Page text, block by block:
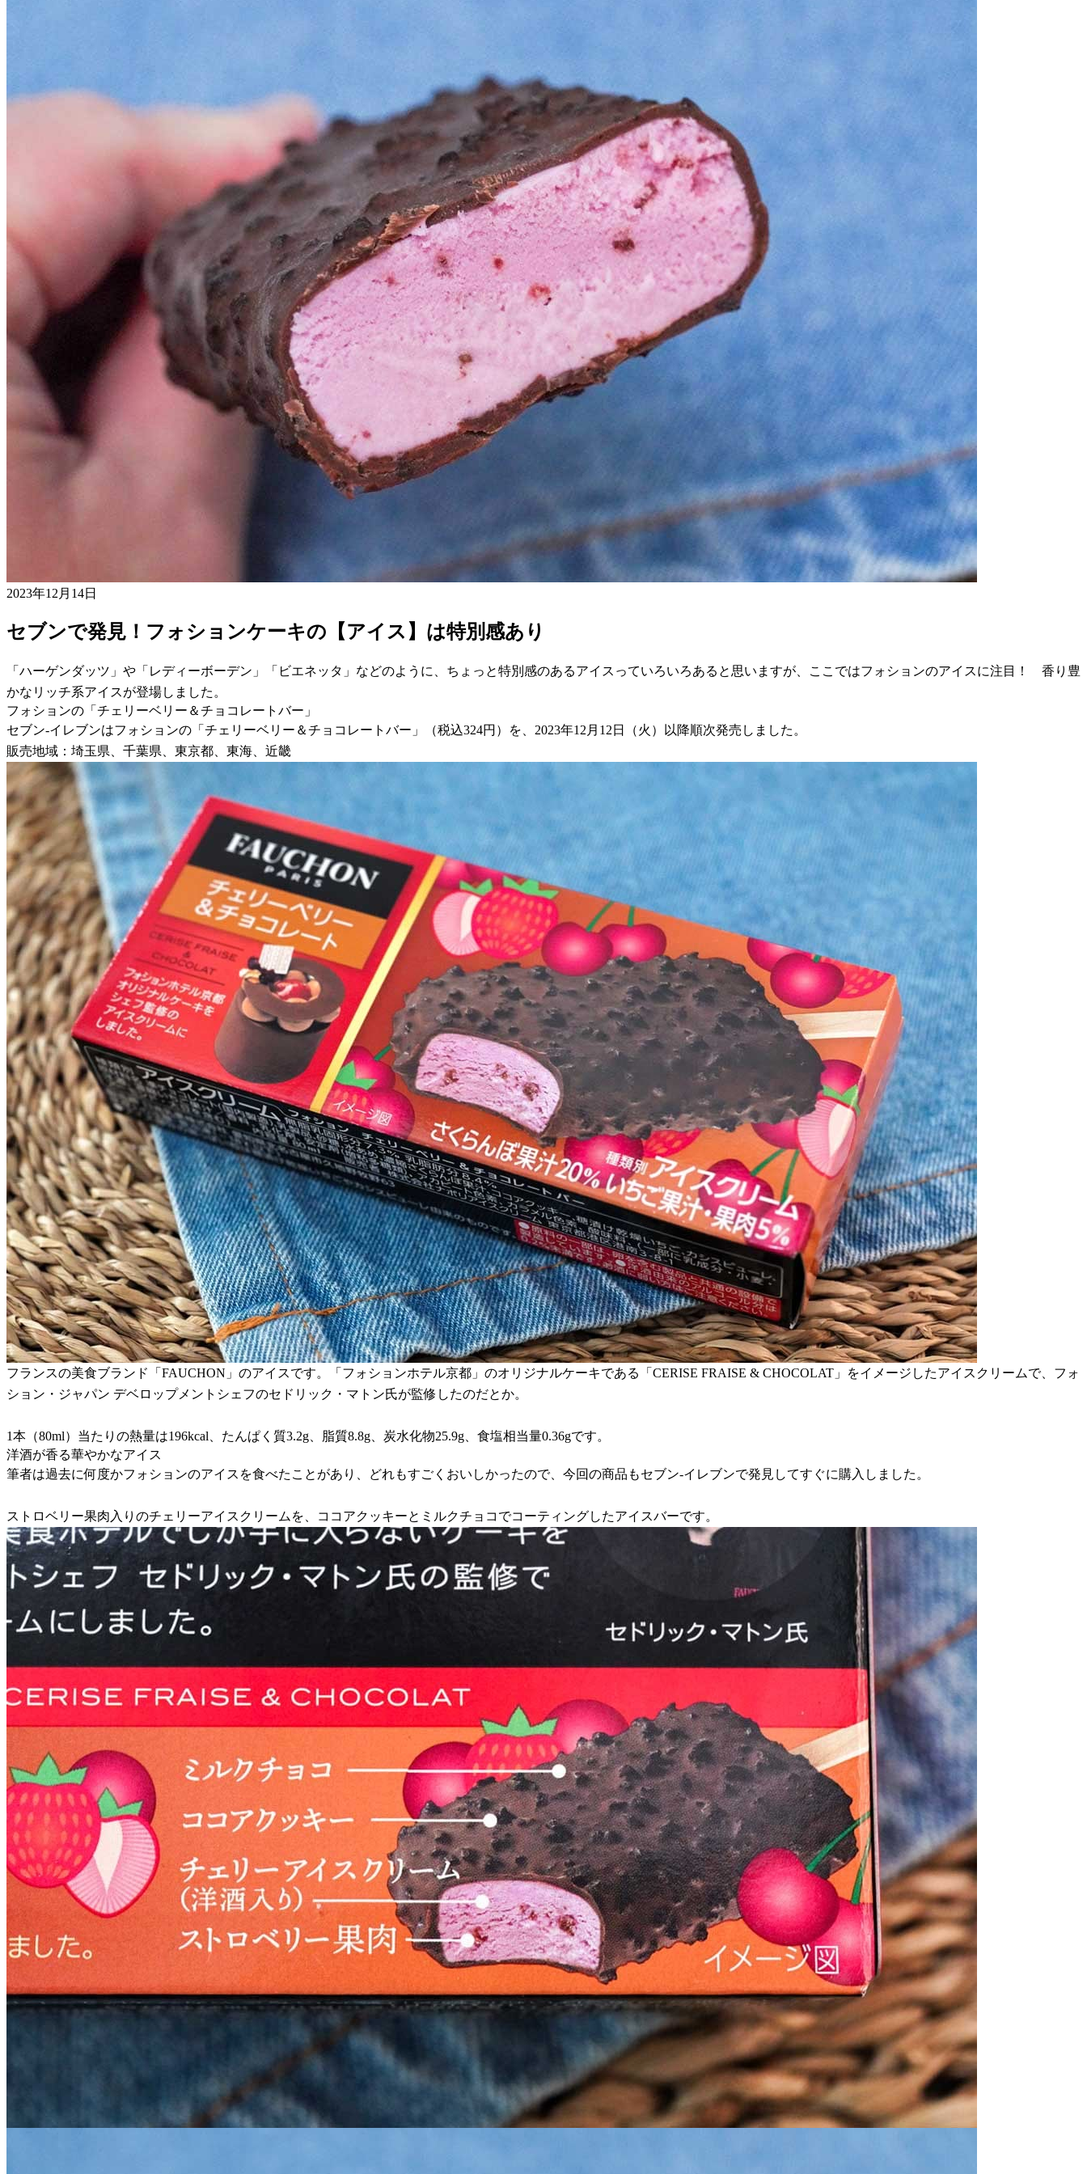
2023年12月14日
セブンで発見！フォションケーキの【アイス】は特別感あり
「ハーゲンダッツ」や「レディーボーデン」「ビエネッタ」などのように、ちょっと特別感のあるアイスっていろいろあると思いますが、ここではフォションのアイスに注目！ 香り豊
かなリッチ系アイスが登場しました。
フォションの「チェリーベリー＆チョコレートバー」
セブン-イレブンはフォションの「チェリーベリー＆チョコレートバー」（税込324円）を、2023年12月12日（火）以降順次発売しました。
販売地域：埼玉県、千葉県、東京都、東海、近畿
フランスの美食ブランド「FAUCHON」のアイスです。「フォションホテル京都」のオリジナルケーキである「CERISE FRAISE & CHOCOLAT」をイメージしたアイスクリームで、フォ
ション・ジャパン デベロップメントシェフのセドリック・マトン氏が監修したのだとか。
1本（80ml）当たりの熱量は196kcal、たんぱく質3.2g、脂質8.8g、炭水化物25.9g、食塩相当量0.36gです。
洋酒が香る華やかなアイス
筆者は過去に何度かフォションのアイスを食べたことがあり、どれもすごくおいしかったので、今回の商品もセブン-イレブンで発見してすぐに購入しました。
ストロベリー果肉入りのチェリーアイスクリームを、ココアクッキーとミルクチョコでコーティングしたアイスバーです。